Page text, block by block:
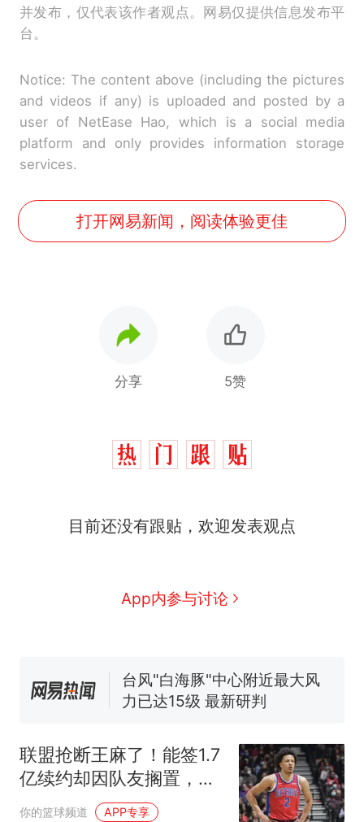
并发布，仅代表该作者观点。网易仅提供信息发布平
台。
Notice: The content above (including the pictures
and videos if any) is uploaded and posted by a
user of NetEase Hao, which is a social media
platform and only provides information storage
services.
打开网易新闻，阅读体验更佳
分享 5赞
目前还没有跟贴，欢迎发表观点
App内参与讨论
人生
新 费大厨“全国小炒肉大王”称
号，仅凭视频评出？中国烹饪
了……
台风"白海豚"中心附近最大风
力已达15级 最新研判
试前13名均遭淘汰？教育局：
已叫停招聘，成立调查组全面
核查
笔试第一被第二名传话劝弃考
官方通报
热 那个在床头放菜刀的女孩，
联盟抢断王麻了！能签1.7
亿续约却因队友搁置，活
塞遭遇勇士悲剧
你的篮球频道 APP专享